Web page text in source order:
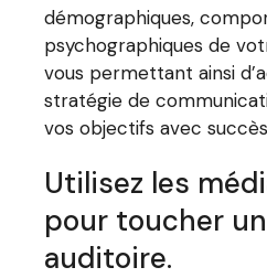
démographiques,
psychographiques de
vous permettant ainsi
stratégie de
vos objectifs avec
Utilisez les
pour toucher
auditoire.